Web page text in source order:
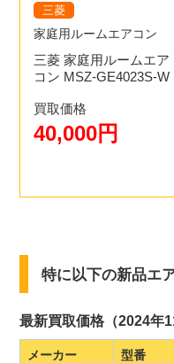
三菱
家庭用ルームエアコン
三菱 家庭用ルームエア
コン MSZ-GE4023S-W
買取価格
40,000円
特に以下の新品エ
最新買取価格（2024年
メーカー 型番